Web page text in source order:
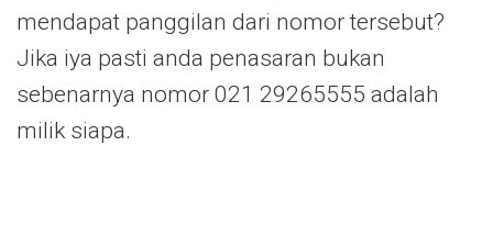
mendapat panggilan dari nomor tersebut?
Jika iya pasti anda penasaran bukan
sebenarnya nomor 021 29265555 adalah
milik siapa.